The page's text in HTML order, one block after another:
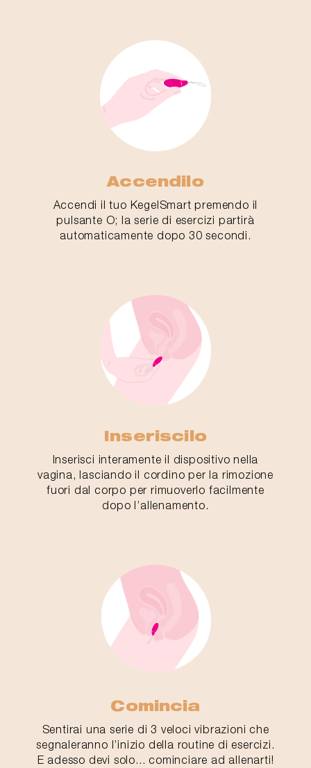
Accendilo
Accendi il tuo KegelSmart premendo il
pulsante O; la serie di esercizi partirà
automaticamente dopo 30 secondi.
Inseriscilo
Inserisci interamente il dispositivo nella
vagina, lasciando il cordino per la rimozione
fuori dal corpo per rimuoverlo facilmente
dopo l’allenamento.
Comincia
Sentirai una serie di 3 veloci vibrazioni che
segnaleranno l’inizio della routine di esercizi.
E adesso devi solo... cominciare ad allenarti!